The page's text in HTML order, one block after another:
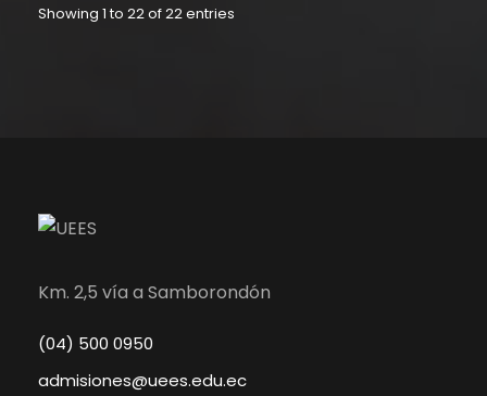
Showing 1 to 22 of 22 entries
Km. 2,5 vía a Samborondón
(04) 500 0950
admisiones@uees.edu.ec